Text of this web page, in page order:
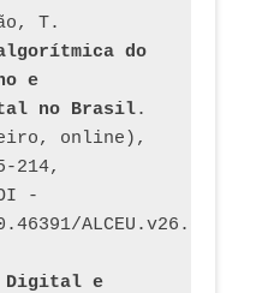
do
e
no Brasil.
online),
214,
-
Digital e